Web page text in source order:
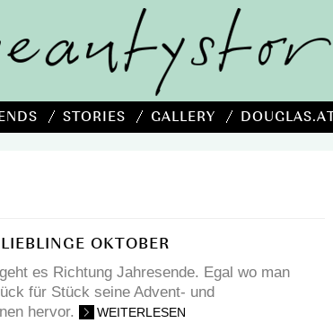
STORIES GALLERY DOUGLAS.AT
OKTOBER
es Richtung Jahresende. Egal wo man
für Stück seine Advent- und
hervor.
WEITERLESEN